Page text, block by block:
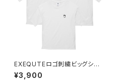
EXEQUTEロゴ刺繍ビッグシル
エットTシャツホワイト
¥3,900